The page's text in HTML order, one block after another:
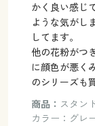
かく良い感じ
ような気がし
してます。
他の花粉がつ
に顔色が悪く
のシリーズも
商品： スタン
カラー：グレー